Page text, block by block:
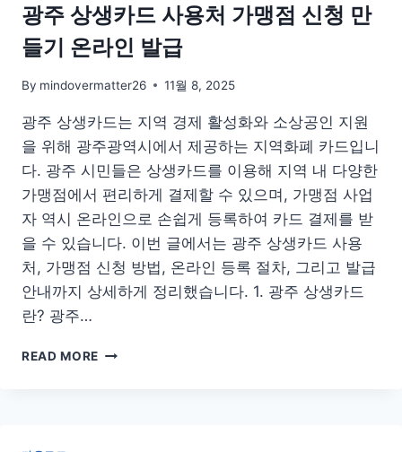
다
운
로
설
구
버
전
듣
기
홈
페
이
지
광주 상생카드 사용처 가맹점 신청 만
들기 온라인 발급
By mindovermatter26 11월 8, 2025
광주 상생카드는 지역 경제 활성화와 소상공인 지원
을 위해 광주광역시에서 제공하는 지역화폐 카드입니
다. 광주 시민들은 상생카드를 이용해 지역 내 다양한
가맹점에서 편리하게 결제할 수 있으며, 가맹점 사업
자 역시 온라인으로 손쉽게 등록하여 카드 결제를 받
을 수 있습니다. 이번 글에서는 광주 상생카드 사용
처, 가맹점 신청 방법, 온라인 등록 절차, 그리고 발급
안내까지 상세하게 정리했습니다. 1. 광주 상생카드
란? 광주…
READ MORE